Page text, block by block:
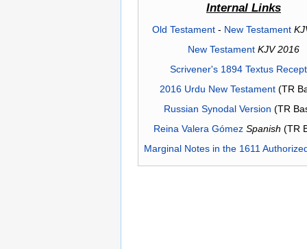
Internal Links
Old Testament- New Testament
New Testament KJV 2016
Scrivener's 1894 Textus
2016 Urdu New Testament(TR
Russian Synodal Version (TR
Reina Valera Gómez Spanish (TR
Marginal Notes in the 1611